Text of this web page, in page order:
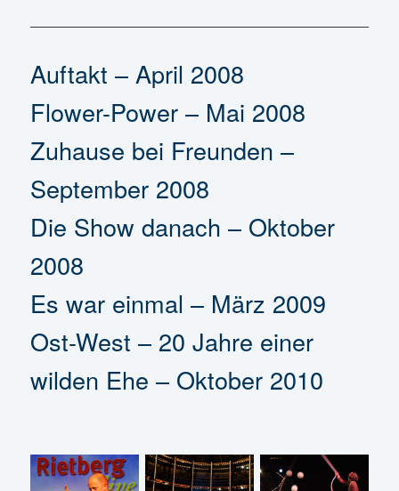
Auftakt – April 2008
Flower-Power – Mai 2008
Zuhause bei Freunden –
September 2008
Die Show danach – Oktober
2008
Es war einmal – März 2009
Ost-West – 20 Jahre einer
wilden Ehe – Oktober 2010